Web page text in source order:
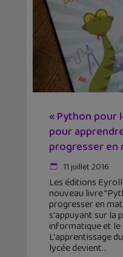
« Python pour
pour
progresser en
11 juillet 2016
Les éditions
nouveau livre
progresser en
s'appuyant sur la
informatique et le
L'apprentissage
lycée devient